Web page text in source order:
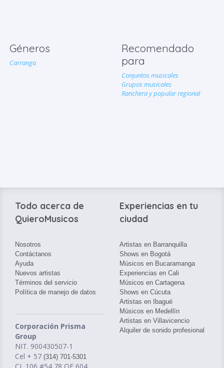
Géneros
Carranga
Recomendado
para
Conjuntos musicales
Grupos musicales
Ranchera y popular regional
Todo acerca de
QuieroMusicos
Nosotros
Contáctanos
Ayuda
Nuevos artistas
Términos del servicio
Política de manejo de datos
Corporación Prisma
Group
NIT. 900430507-1
Cel + 57 (314) 701-5301
Experiencias en tu
ciudad
Artistas en Barranquilla
Shows en Bogotá
Músicos en Bucaramanga
Experiencias en Cali
Músicos en Cartagena
Shows en Cúcuta
Artistas en Ibagué
Músicos en Medellín
Artistas en Villavicencio
Alquiler de sonido profesional